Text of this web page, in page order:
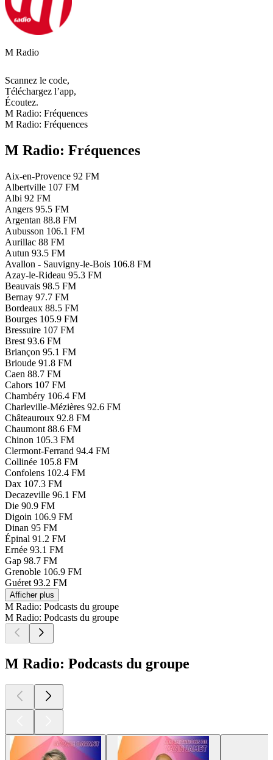
M Radio
Scannez le code,
Téléchargez l’app,
Écoutez.
M Radio: Fréquences
M Radio: Fréquences
M Radio: Fréquences
Aix-en-Provence 92 FM
Albertville 107 FM
Albi 92 FM
Angers 95.5 FM
Argentan 88.8 FM
Aubusson 106.1 FM
Aurillac 88 FM
Autun 93.5 FM
Avallon - Sauvigny-le-Bois 106.8 FM
Azay-le-Rideau 95.3 FM
Beauvais 98.5 FM
Bernay 97.7 FM
Bordeaux 88.5 FM
Bourges 105.9 FM
Bressuire 107 FM
Brest 93.6 FM
Briançon 95.1 FM
Brioude 91.8 FM
Caen 88.7 FM
Cahors 107 FM
Chambéry 106.4 FM
Charleville-Mézières 92.6 FM
Châteauroux 92.8 FM
Chaumont 88.6 FM
Chinon 105.3 FM
Clermont-Ferrand 94.4 FM
Collinée 105.8 FM
Confolens 102.4 FM
Dax 107.3 FM
Decazeville 96.1 FM
Die 90.9 FM
Digoin 106.9 FM
Dinan 95 FM
Épinal 91.2 FM
Ernée 93.1 FM
Gap 98.7 FM
Grenoble 106.9 FM
Guéret 93.2 FM
Afficher plus
M Radio: Podcasts du groupe
M Radio: Podcasts du groupe
M Radio: Podcasts du groupe